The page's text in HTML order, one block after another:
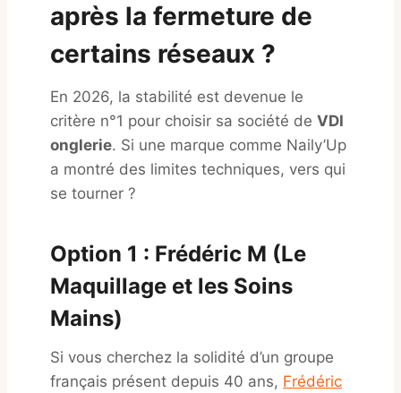
après la fermeture de
certains réseaux ?
En 2026, la stabilité est devenue le
critère n°1 pour choisir sa société de VDI
onglerie. Si une marque comme Naily’Up
a montré des limites techniques, vers qui
se tourner ?
Option 1 : Frédéric M (Le
Maquillage et les Soins
Mains)
Si vous cherchez la solidité d’un groupe
français présent depuis 40 ans, Frédéric